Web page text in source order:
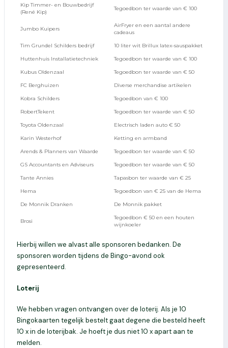
Kip Timmer- en Bouwbedrijf
(René Kip)
Tegoedbon ter waarde van € 100
Jumbo Kuipers
AirFryer en een aantal andere
cadeaus
Tim Grundel Schilders bedrijf
10 liter wit Brillux latex-sauspakket
Huttenhuis Installatietechniek
Tegoedbon ter waarde van € 100
Kubus Oldenzaal
Tegoedbon ter waarde van € 50
FC Berghuizen
Diverse merchandise artikelen
Kobra Schilders
Tegoedbon van € 100
RobertTekent
Tegoedbon ter waarde van € 50
Toyota Oldenzaal
Electrisch laden auto € 50
Karin Westerhof
Ketting en armband
Arends & Planners van Waarde
Tegoedbon ter waarde van € 50
GS Accountants en Adviseurs
Tegoedbon ter waarde van € 50
Tante Annies
Tapasbon ter waarde van € 25
Hema
Tegoedbon van € 25 van de Hema
De Monnik Dranken
De Monnik pakket
Brosi
Tegoedbon € 50 en een houten
wijnkoeler
Hierbij willen we alvast alle sponsoren bedanken. De
sponsoren worden tijdens de Bingo-avond ook
gepresenteerd.
Loterij
We hebben vragen ontvangen over de loterij. Als je 10
Bingokaarten tegelijk bestelt gaat degene die besteld heeft
10 x in de loterijbak. Je hoeft je dus niet 10 x apart aan te
melden.